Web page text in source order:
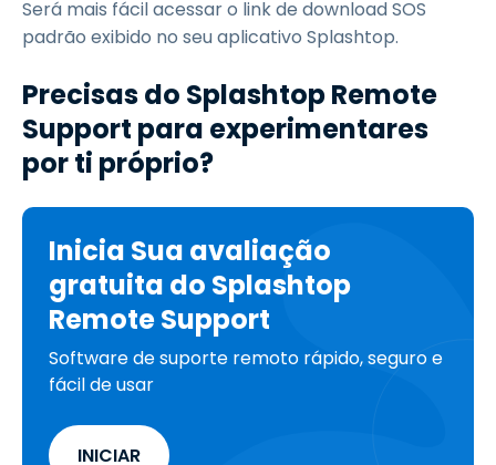
Será mais fácil acessar o link de download SOS
padrão exibido no seu aplicativo Splashtop.
Precisas do Splashtop Remote
Support para experimentares
por ti próprio?
Inicia Sua avaliação
gratuita do Splashtop
Remote Support
Software de suporte remoto rápido, seguro e
fácil de usar
INICIAR